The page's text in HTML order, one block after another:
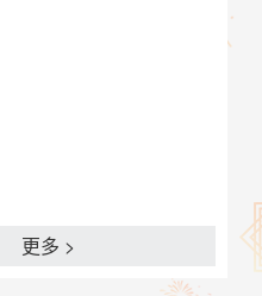
更多 >